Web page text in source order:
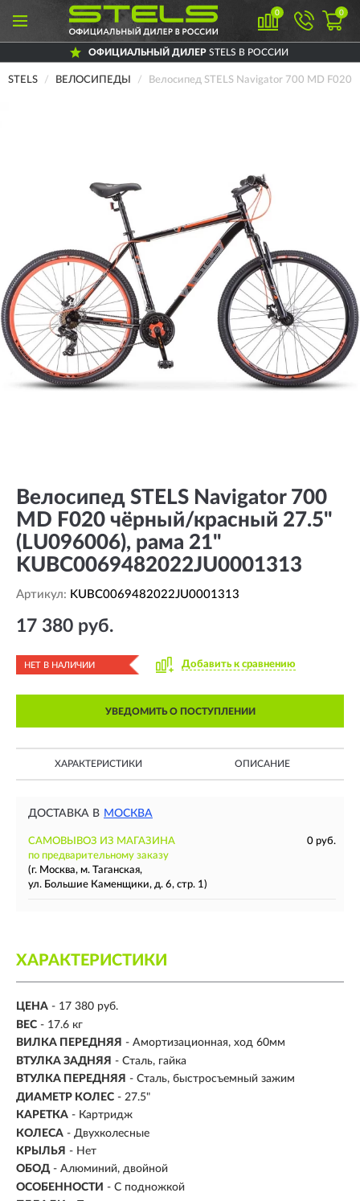
0 0
ОФИЦИАЛЬНЫЙ ДИЛЕР STELS В РОССИИ
STELS ВЕЛОСИПЕДЫ Велосипед STELS Navigator 700 MD
Велосипед STELS Navigator 700
MD F020 чёрный/красный 27.5"
(LU096006), рама 21"
KUBC0069482022JU0001313
Артикул: KUBC0069482022JU0001313
17 380 руб.
НЕТ В НАЛИЧИИ Добавить к сравнению
УВЕДОМИТЬ О ПОСТУПЛЕНИИ
ХАРАКТЕРИСТИКИ ОПИСАНИЕ
ДОСТАВКА В МОСКВА
САМОВЫВОЗ ИЗ МАГАЗИНА
0 руб.
по предварительному заказу
(г. Москва, м. Таганская,
ул. Большие Каменщики, д. 6, стр. 1)
ХАРАКТЕРИСТИКИ
ЦЕНА - 17 380 руб.
ВЕС - 17.6 кг
ВИЛКА ПЕРЕДНЯЯ - Амортизационная, ход 60мм
ВТУЛКА ЗАДНЯЯ - Сталь, гайка
ВТУЛКА ПЕРЕДНЯЯ - Сталь, быстросъемный зажим
ДИАМЕТР КОЛЕС - 27.5"
КАРЕТКА - Картридж
КОЛЕСА - Двухколесные
КРЫЛЬЯ - Нет
ОБОД - Алюминий, двойной
ОСОБЕННОСТИ - С подножкой